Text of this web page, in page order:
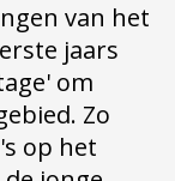
van het
jaars
om
Zo
op het